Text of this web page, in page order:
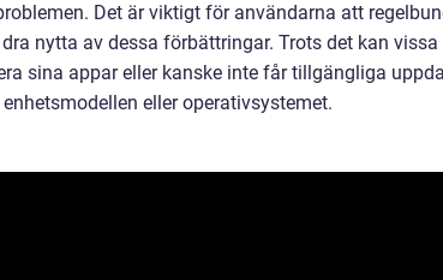
Det är viktigt för användarna att
nytta av dessa förbättringar. Trots det kan
sina appar eller kanske inte får tillgängliga
eller operativsystemet.